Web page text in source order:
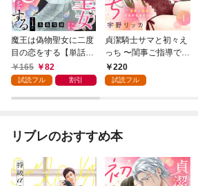
魔王は偽物聖女に二度
目の恋をする【単話
売】 1話
165 82
試読フル 割引
貞潔騎士サマと初々え
っち 〜閨事ご指導でき
かねます！〜（1）
220
試読フル
リブレのおすすめ本